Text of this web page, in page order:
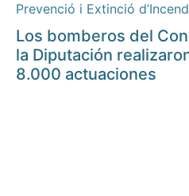
Prevenció i Extinció
Los bomberos del
la Diputación
8.000 actuaciones